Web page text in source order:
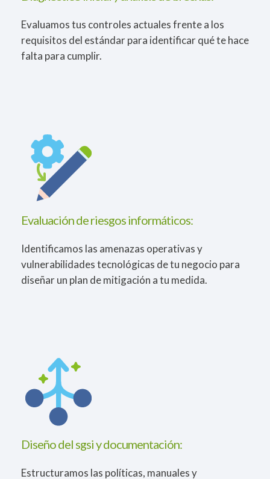
Evaluamos tus controles actuales frente a los
requisitos del estándar para identificar qué te hace
falta para cumplir.
Evaluación de riesgos informáticos:
Identificamos las amenazas operativas y
vulnerabilidades tecnológicas de tu negocio para
diseñar un plan de mitigación a tu medida.
Diseño del sgsi y documentación:
Estructuramos las políticas, manuales y